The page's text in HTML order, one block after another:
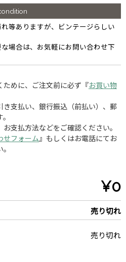
等ありますが、ビンテージらしい
場合は、お気軽にお問い合わせ下
めに、ご注文前に必ず『お買い物
き支払い、銀行振込（前払い）、郵
支払方法などをご確認ください。
せフォーム 』もしくはお電話にてお
¥0
売り切れ
売り切れ